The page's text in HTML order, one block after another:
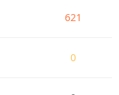
621
0